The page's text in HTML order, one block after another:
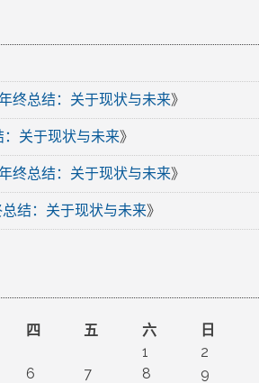
终总结：关于现状与未来》
：关于现状与未来》
终总结：关于现状与未来》
结：关于现状与未来》
四 五 六
日
1
2
6 7 8
9